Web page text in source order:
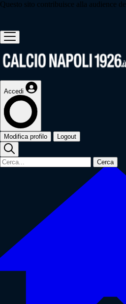
Questo sito contribuisce alla audience de
Accedi
Modifica profilo Logout
Cerca